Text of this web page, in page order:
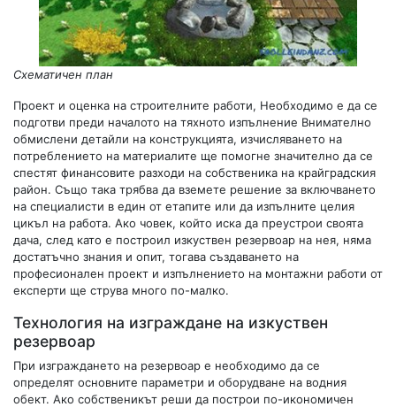
Схематичен план
Проект и оценка на строителните работи, Необходимо е да се
подготви преди началото на тяхното изпълнение Внимателно
обмислени детайли на конструкцията, изчисляването на
потреблението на материалите ще помогне значително да се
спестят финансовите разходи на собственика на крайградския
район. Също така трябва да вземете решение за включването
на специалисти в един от етапите или да изпълните целия
цикъл на работа. Ако човек, който иска да преустрои своята
дача, след като е построил изкуствен резервоар на нея, няма
достатъчно знания и опит, тогава създаването на
професионален проект и изпълнението на монтажни работи от
експерти ще струва много по-малко.
Технология на изграждане на изкуствен
резервоар
При изграждането на резервоар е необходимо да се
определят основните параметри и оборудване на водния
обект. Ако собственикът реши да построи по-икономичен